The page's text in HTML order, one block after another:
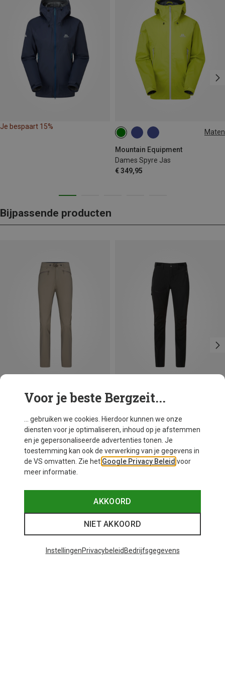
Je bespaart 15%
Maten
Mountain Equipment
Dames Spyre Jas
€ 349,95
XS S M
Bijpassende producten
Maten
Dames Femund Flex1 Tech Broek
€ 178,95
S M L
Je bespaart 39%
Voor je beste Bergzeit...
... gebruiken we cookies. Hierdoor kunnen we onze
diensten voor je optimaliseren, inhoud op je afstemmen
en je gepersonaliseerde advertenties tonen. Je
toestemming kan ook de verwerking van je gegevens in
de VS omvatten. Zie het Google Privacy Beleid voor
meer informatie.
AKKOORD
NIET AKKOORD
InstellingenPrivacybeleid Bedrijfsgegevens